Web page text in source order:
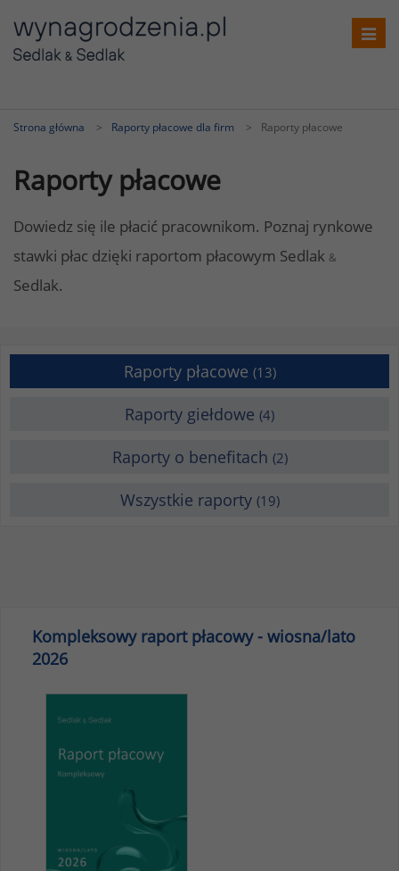
Strona główna Raporty płacowe dla firm Raporty płacowe
Raporty płacowe
Dowiedz się ile płacić pracownikom. Poznaj rynkowe
stawki płac dzięki raportom płacowym Sedlak &
Sedlak.
Raporty płacowe (13)
Raporty giełdowe (4)
Raporty o benefitach (2)
Wszystkie raporty (19)
Kompleksowy raport płacowy - wiosna/lato
2026